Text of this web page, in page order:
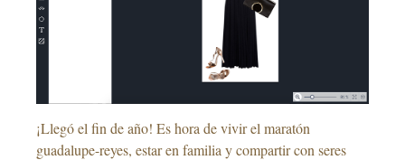
¡Llegó el fin de año! Es hora de vivir el maratón
guadalupe-reyes, estar en familia y compartir con seres